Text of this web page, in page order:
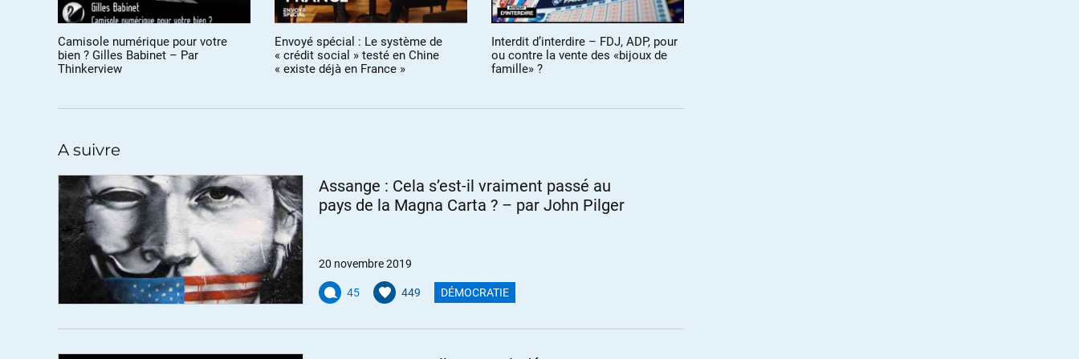
Je suis effaré de voir que les médias Français évoquent l’impeachment de Trump sans jamais s’interroger sur la
place du fils du vice-président US dans une entreprise gazière Ukrainienne ? Imaginez vous le voir au board de
Total ? ou EDF-GDF ?Alsthom ?… Peut-être un jour si on continue à brader le pays.
ont un excellent bilan.
+16 ALERTER
Damien//21.11.2019 à 02h08
Lula était quasi sûr d’être réélu, c’est bien pour cela qu’on lui a trouvé une « affaire » pour
l’empêcher de se représenter.
Camisole numérique pour votre
bien ? Gilles Babinet – Par
Thinkerview
Envoyé spécial : Le système de
« crédit social » testé en Chine
« existe déjà en France »
Interdit d’interdire – FDJ, ADP, pour
ou contre la vente des «bijoux de
famille» ?
A suivre
Assange : Cela s’est-il vraiment passé au
pays de la Magna Carta ? – par John Pilger
20 novembre 2019
45 449 DÉMOCRATIE